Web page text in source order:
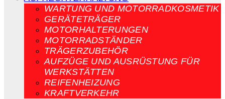
WARTUNG UND MOTORRADKOSMETIK
GERÄTETRÄGER
MOTORHALTERUNGEN
MOTORRADSTÄNDER
TRÄGERZUBEHÖR
AUFZÜGE UND AUSRÜSTUNG FÜR
WERKSTÄTTEN
REIFENHEIZUNG
KRAFTVERKEHR